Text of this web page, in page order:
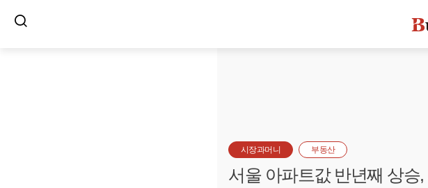
시장과머니 부동산
서울 아파트값 반년째 상승,